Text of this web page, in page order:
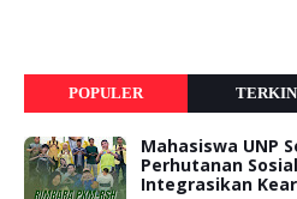
POPULER
Mahasiswa UNP
Perhutanan
Integrasikan